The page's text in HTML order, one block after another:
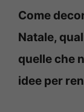
Come
Natale,
quelle che
idee per